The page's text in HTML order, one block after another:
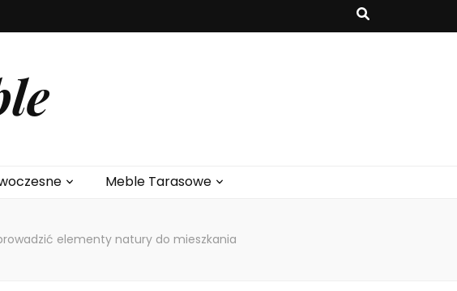
Meble Tarasowe
elementy natury do mieszkania